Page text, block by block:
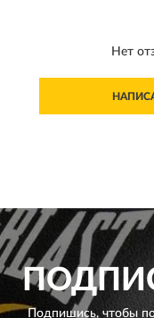
Нет
Подпишись, чтобы